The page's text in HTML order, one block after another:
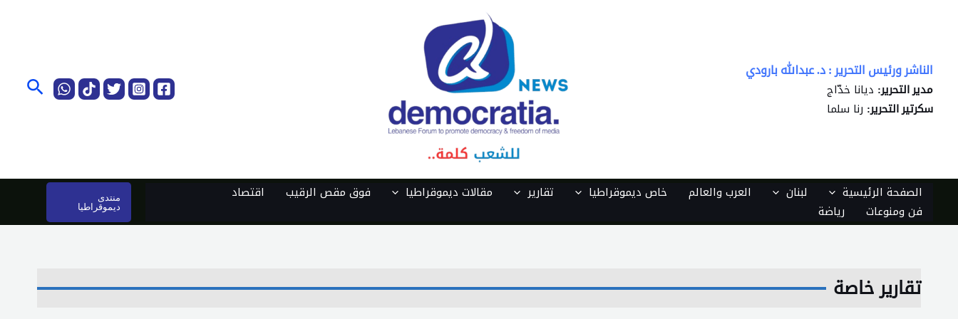
الناشر ورئيس التحرير : د. عبدالله بارودي
مدير التحرير: ديانا خدّاج
سكرتير التحرير: رنا سلما
الصفحة الرئيسية لبنان العرب والعالم خاص ديموقراطيا تقارير مقالات ديموقراطيا فوق مقص الرقيب
اقتصاد
فن ومنوعات
رياضة
منتدى
ديموقراطيا
تقارير خاصة